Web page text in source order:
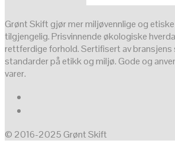
Grønt Skift gjør mer miljøvennlige og
tilgjengelig. Prisvinnende økologiske
rettferdige forhold. Sertifisert av
standarder på etikk og miljø. Gode og
varer.
© 2016-2025 Grønt Skift